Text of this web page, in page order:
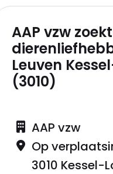
AAP vzw zoekt
Leuven
(3010)
AAP vzw
Op
3010 Kessel-